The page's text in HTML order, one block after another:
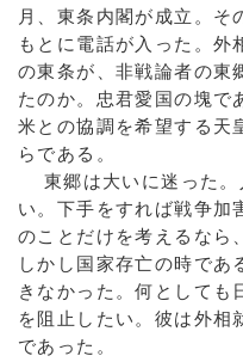
月、東条内閣が成立。そ
もとに電話が入った。外
の東条が、非戦論者の東
たのか。忠君愛国の塊で
米との協調を希望する天
らである。
東郷は大いに迷った。
い。下手をすれば戦争加
のことだけを考えるなら
しかし国家存亡の時であ
きなかった。何としても
を阻止したい。彼は外相
であった。